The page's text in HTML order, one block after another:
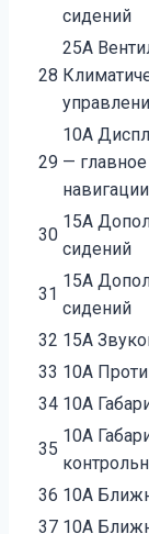
сидений
28
25А
29
10А
—
навигации
30
15А
сидений
31
15А
сидений
32 15А
33 10А
34 10А
35
10А
36 10А
37 10А